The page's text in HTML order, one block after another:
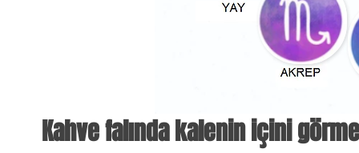
Kahve falında kalenin içini